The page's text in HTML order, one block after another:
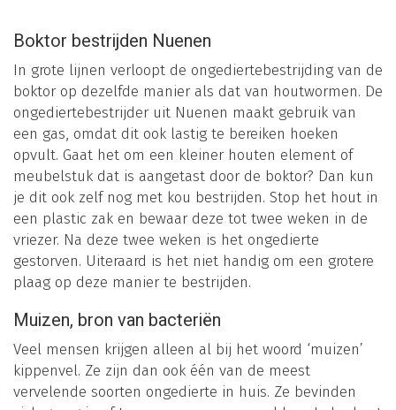
Boktor bestrijden Nuenen
In grote lijnen verloopt de ongediertebestrijding van de
boktor op dezelfde manier als dat van houtwormen. De
ongediertebestrijder uit Nuenen maakt gebruik van
een gas, omdat dit ook lastig te bereiken hoeken
opvult. Gaat het om een kleiner houten element of
meubelstuk dat is aangetast door de boktor? Dan kun
je dit ook zelf nog met kou bestrijden. Stop het hout in
een plastic zak en bewaar deze tot twee weken in de
vriezer. Na deze twee weken is het ongedierte
gestorven. Uiteraard is het niet handig om een grotere
plaag op deze manier te bestrijden.
Muizen, bron van bacteriën
Veel mensen krijgen alleen al bij het woord ‘muizen’
kippenvel. Ze zijn dan ook één van de meest
vervelende soorten ongedierte in huis. Ze bevinden